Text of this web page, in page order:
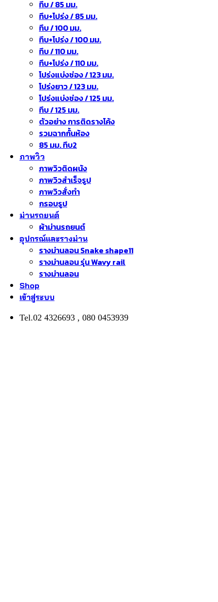
ทึบ / 85 มม.
ทึบ+โปร่ง / 85 มม.
ทึบ / 100 มม.
ทึบ+โปร่ง / 100 มม.
ทึบ / 110 มม.
ทึบ+โปร่ง / 110 มม.
โปร่งแบ่งช่อง / 123 มม.
โปร่งยาว / 123 มม.
โปร่งแบ่งช่อง / 125 มม.
ทึบ / 125 มม.
ตัวอย่าง การติดรางโค้ง
รวมฉากกั้นห้อง
85 มม. ทึบ2
ภาพวิว
ภาพวิวติดผนัง
ภาพวิวสำเร็จรูป
ภาพวิวสั่งทำ
กรอบรูป
ม่านรถยนต์
ผ้าม่านรถยนต์
อุปกรณ์และรางม่าน
รางม่านลอน Snake shape11
รางม่านลอน รุ่น Wavy rail
รางม่านลอน
Shop
เข้าสู่ระบบ
Tel.02 4326693 , 080 0453939